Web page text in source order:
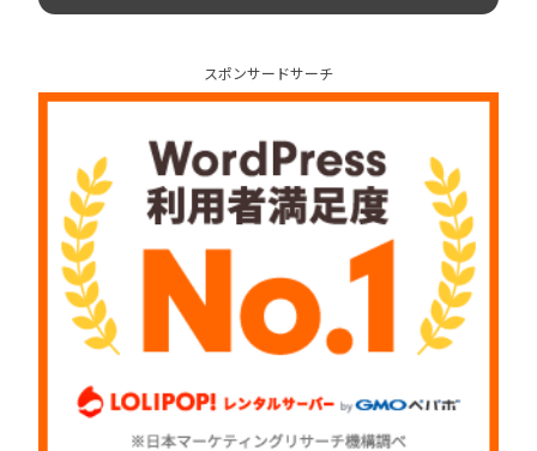
スポンサードサーチ